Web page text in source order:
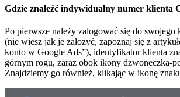
Gdzie znaleźć indywidualny numer klienta
Po pierwsze należy zalogować się do
(nie wiesz jak je założyć, zapoznaj się z
konto w Google Ads”), identyfikator klienta
górnym rogu, zaraz obok ikony dzwoneczka-
Znajdziemy go również, klikając w ikonę